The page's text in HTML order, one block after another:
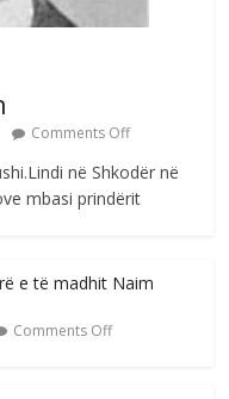
Comments Off
në Shkodër në
mbasi prindërit
e të madhit Naim
Comments Off